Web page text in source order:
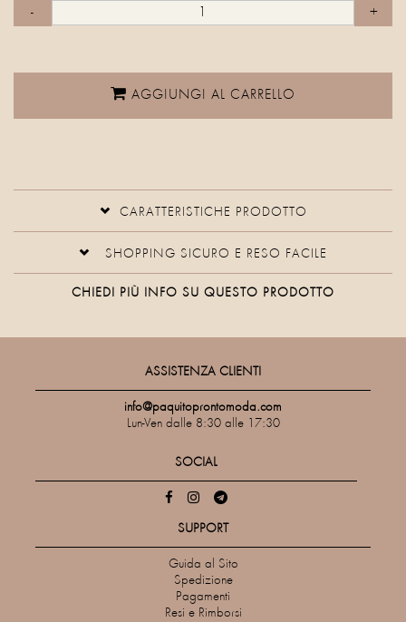
AGGIUNGI AL CARRELLO
CARATTERISTICHE PRODOTTO
SHOPPING SICURO E RESO FACILE
CHIEDI PIÙ INFO SU QUESTO PRODOTTO
ASSISTENZA CLIENTI
info@paquitoprontomoda.com
Lun-Ven dalle 8:30 alle 17:30
SOCIAL
SUPPORT
Guida al Sito
Spedizione
Pagamenti
Resi e Rimborsi